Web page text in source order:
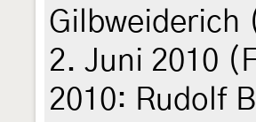
Gilbweiderich (
2. Juni 2010
2010: Rudolf